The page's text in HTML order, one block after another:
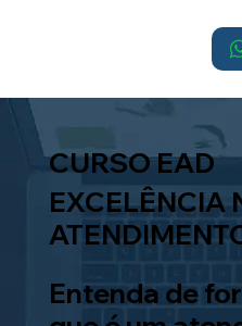
CURSO EAD
EXCELÊNCIA
Entenda de